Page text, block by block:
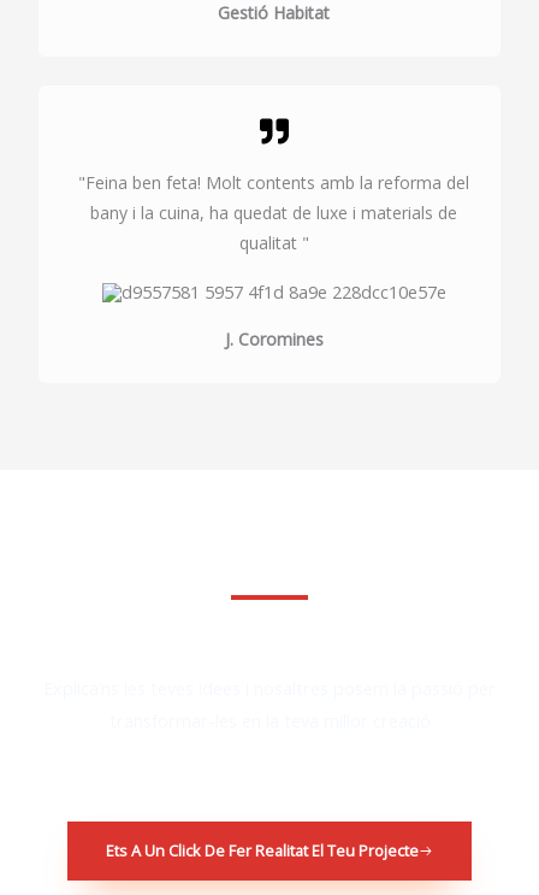
Gestió Habitat
"Feina ben feta! Molt contents amb la reforma del
bany i la cuina, ha quedat de luxe i materials de
qualitat "
J. Coromines
Ets A Un Click De Fer Realitat El Teu Projecte